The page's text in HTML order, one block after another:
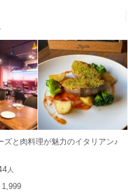
と肉料理が魅力のイタリアン♪
人
1,999